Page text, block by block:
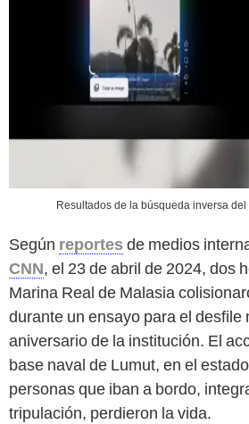
Resultados de la búsqueda inversa
Según reportes de medios
CNN, el 23 de abril de 2024, dos
Marina Real de Malasia
durante un ensayo para el desfile
aniversario de la institución. El
base naval de Lumut, en el
personas que iban a bordo,
tripulación, perdieron la vida.